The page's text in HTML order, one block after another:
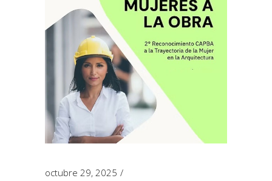
octubre 29, 2025